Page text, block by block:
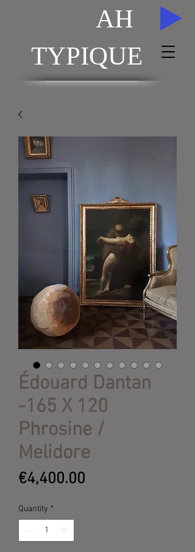
AH
TYPIQUE
ACHAT / VENTE TABLEAUX
Édouard Dantan
-165 X 120
Phrosine /
Melidore
€4,400.00
Quantity *